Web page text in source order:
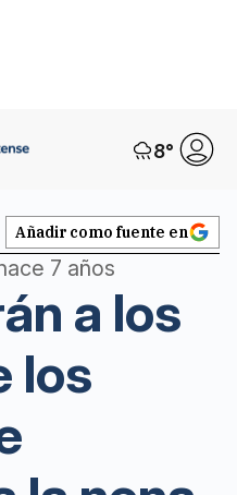
8°
Añadir como fuente en
7 años
a los
los